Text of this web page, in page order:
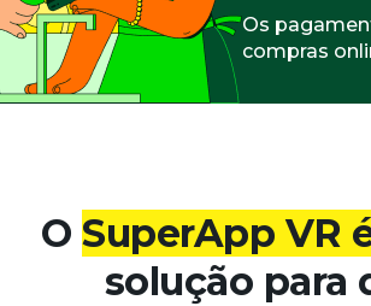
Os
compras
OSuperApp VR
solução para